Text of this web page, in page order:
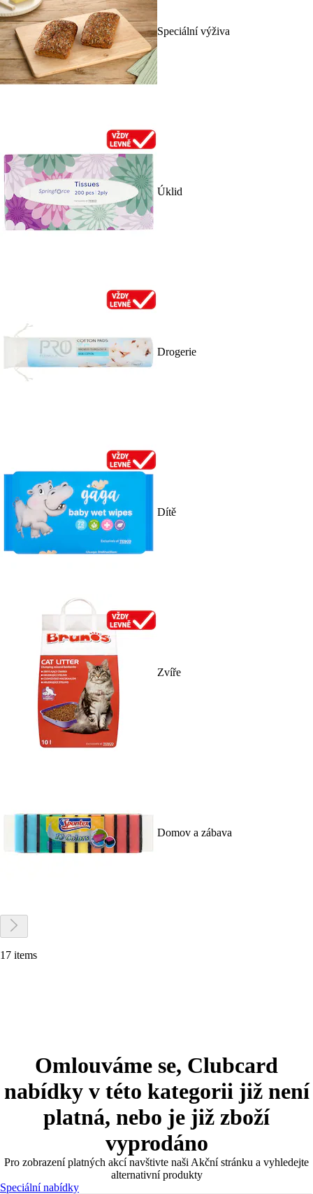
Speciální výživa
Úklid
Drogerie
Dítě
Zvíře
Domov a zábava
17 items
Omlouváme se, Clubcard
nabídky v této kategorii již není
platná, nebo je již zboží
vyprodáno
Pro zobrazení platných akcí navštivte naši Akční stránku a vyhledejte
alternativní produkty
Speciální nabídky